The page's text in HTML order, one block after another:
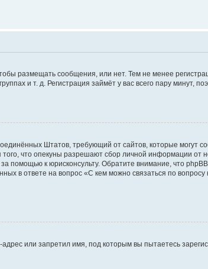
размещать сообщения, или нет. Тем не менее
и т. д. Регистрация займёт у вас всего пару минут,
Штатов, требующий от сайтов, которые могут
что опекуны разрешают сбор личной информации
помощью к юрисконсульту. Обратите внимание, что
в ответе на вопрос «С кем можно связаться по вопросу
или запретил имя, под которым вы пытаетесь